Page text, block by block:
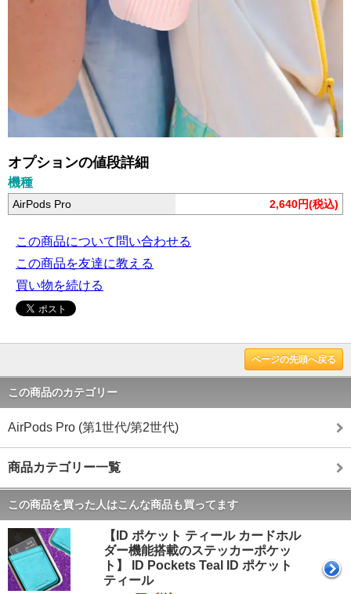
オプションの値段詳細
機種
AirPods Pro 2,640円(税込)
この商品について問い合わせる
この商品を友達に教える
買い物を続ける
ページの先頭へ戻る
この商品のカテゴリー
AirPods Pro (第1世代/第2世代)
商品カテゴリー一覧
この商品を買った人はこんな商品も買ってます
【ID ポケット ティール カードホル
ダー機能搭載のステッカーポケッ
ト】 ID Pockets Teal ID ポケット
ティール